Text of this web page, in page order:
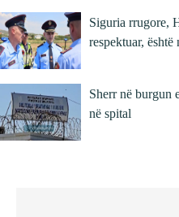
Siguria rrugore,
respektuar, është
Sherr në burgun
në spital